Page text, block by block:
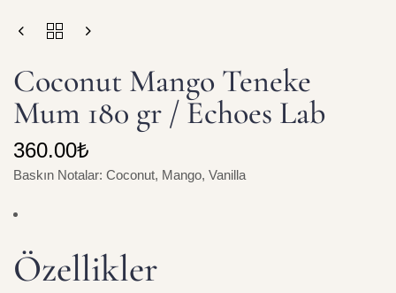
Coconut Mango Teneke
Mum 180 gr / Echoes Lab
360.00₺
Baskın Notalar: Coconut, Mango, Vanilla
Özellikler